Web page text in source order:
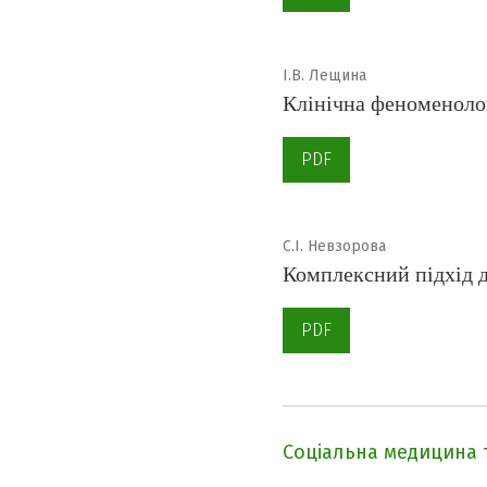
І.В. Лещина
Клінічна
PDF
С.І. Невзорова
Комплексний підхід
PDF
Cоціальна